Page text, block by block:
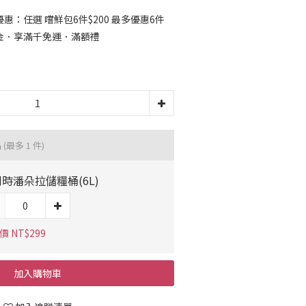
：任選 嚐鮮包6件$200 最多優惠6件
享滿千免運．滿額禮
(最多 1 件)
潘朵拉儲糧桶(6L)
NT$299
加入購物車